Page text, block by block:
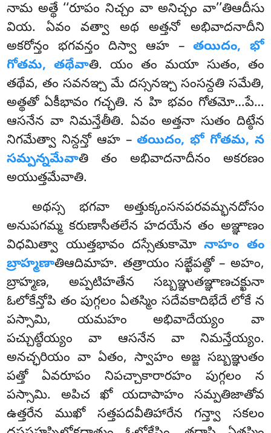
నామ అత్థే ‘‘రూపం నిచ్చం వా అనిచ్చం వా’’తిఆదీసు
వియ. ఏవం వత్వా అథ అత్తనో అభివాదనాదీని
అకరోన్తం భగవన్తం దిస్వా ఆహ –తయిదం, భో
గోతమ, తథేవాతి. యం తం మయా సుతం, తం
తథేవ, తం సవనఞ్చ మే దస్సనఞ్చ సంసన్దతి సమేతి,
అత్థతో ఏకీభావం గచ్ఛతి. న హి భవం గోతమో…పే…
ఆసనేన వా నిమన్తేతీతి. ఏవం అత్తనా సుతం దిట్ఠేన
నిగమేత్వా నిన్దన్తో ఆహ –తయిదం, భో గోతమ, న
సమ్పన్నమేవాతి తం అభివాదనాదీనం అకరణం
అయుత్తమేవాతి.
అథస్స భగవా అత్తుక్కంసనపరవమ్భనదోసం
అనుపగమ్మ కరుణాసీతలేన హదయేన తం అఞ్ఞాణం
విధమిత్వా యుత్తభావం దస్సేతుకామోనాహం తం
బ్రాహ్మణాతిఆదిమాహ. తత్రాయం సఙ్ఖేపత్థో – అహం,
బ్రాహ్మణ, అప్పటిహతేన సబ్బఞ్ఞుతఞ్ఞాణచక్ఖునా
ఓలోకేన్తోపి తం పుగ్గలం ఏతస్మిం సదేవకాదిభేదే లోకే న
పస్సామి, యమహం అభివాదేయ్యం వా
పచ్చుట్ఠేయ్యం వా ఆసనేన వా నిమన్తేయ్యం.
అనచ్ఛరియం వా ఏతం, స్వాహం అజ్జ సబ్బఞ్ఞుతం
పత్తో ఏవరూపం నిపచ్చాకారారహం పుగ్గలం న
పస్సామి. అపిచ ఖో యదాపాహం సమ్పతిజాతోవ
ఉత్తరేన ముఖో సత్తపదవీతిహారేన గన్త్వా సకలం